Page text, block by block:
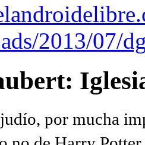
2013/07/
por mucha